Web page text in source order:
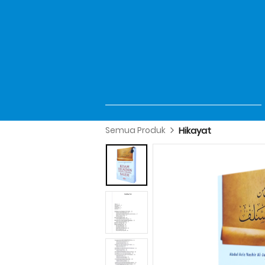
Semua Produk Hikayat